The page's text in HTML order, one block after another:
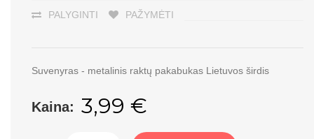
PALYGINTI PAŽYMĖTI
Suvenyras - metalinis raktų pakabukas Lietuvos širdis
Kaina: 3,99 €